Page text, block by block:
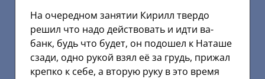
На очередном занятии Кирилл твердо
решил что надо действовать и идти ва-
банк, будь что будет, он подошел к Наташе
сзади, одно рукой взял её за грудь, прижал
крепко к себе, а вторую руку в это время